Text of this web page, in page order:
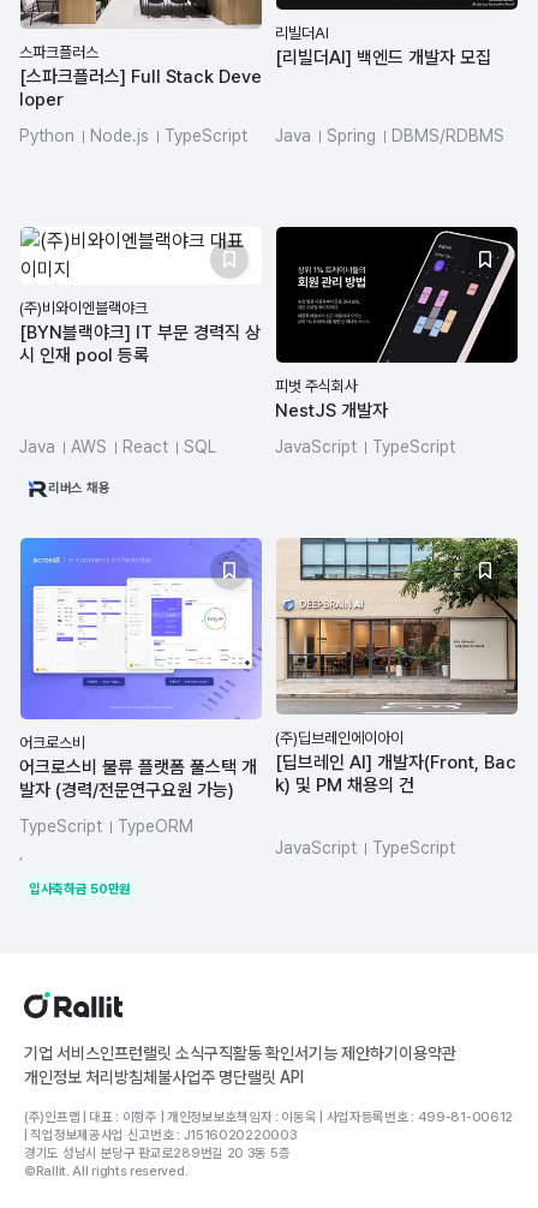
스파크플러스
[스파크플러스] Full Stack Deve
loper
Python Node.js
TypeScript
리빌더AI
[리빌더AI] 백엔드 개발자 모집
Java Spring DBMS/RDBMS
(주)비와이엔블랙야크
[BYN블랙야크] IT 부문 경력직 상
시 인재 pool 등록
Java AWS React
SQL
리버스 채용
피벗 주식회사
NestJS 개발자
JavaScript
TypeScript
어크로스비
어크로스비 물류 플랫폼 풀스택 개
발자 (경력/전문연구요원 가능)
TypeScript
TypeORM
입사축하금 50만원
(주)딥브레인에이아이
[딥브레인 AI] 개발자(Front, Bac
k) 및 PM 채용의 건
JavaScript
TypeScript
기업 서비스인프런랠릿 소식구직활동 확인서기능 제안하기 이용약관
개인정보 처리방침체불사업주 명단랠릿 API
(주)인프랩 | 대표 : 이형주 | 개인정보보호책임자 : 이동욱 | 사업자등록번호 : 499-81-00612
| 직업정보제공사업 신고번호 : J1516020220003
경기도 성남시 분당구 판교로289번길 20 3동 5층
©Rallit. All rights reserved.